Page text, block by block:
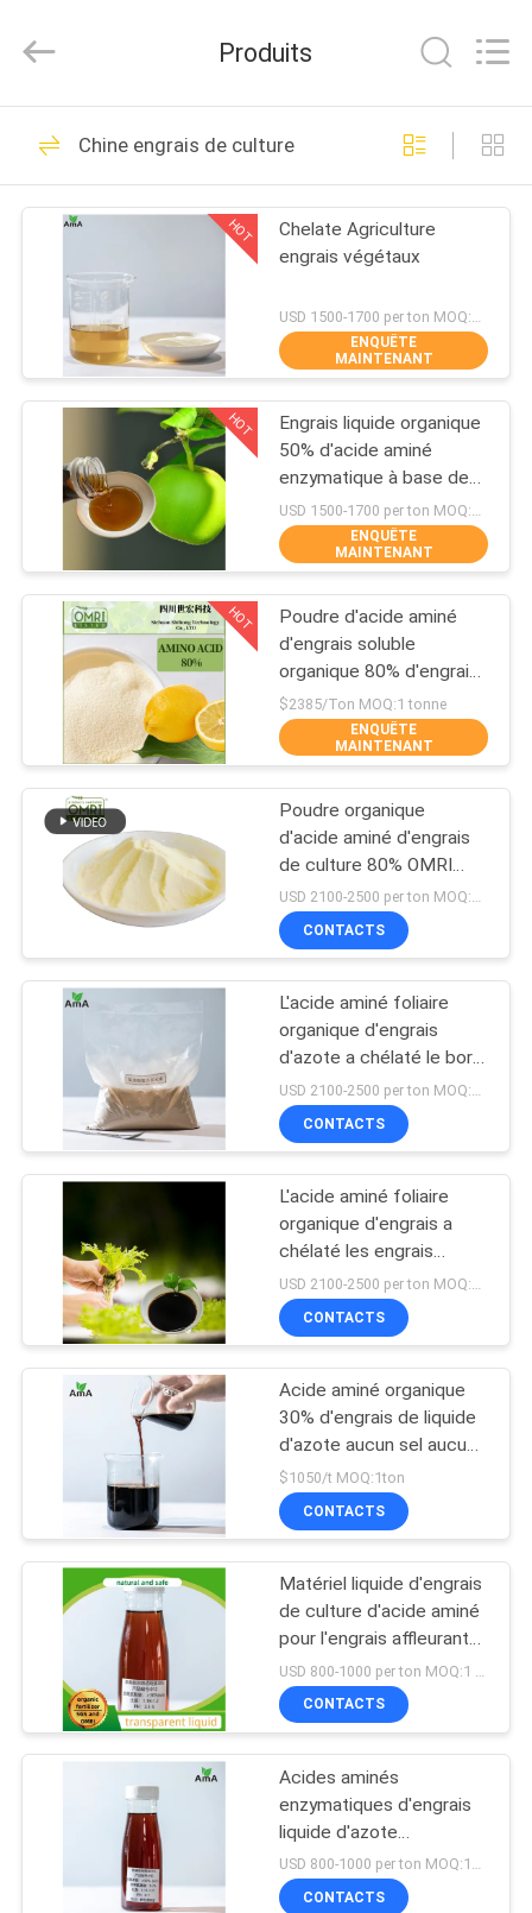
MAISON
PRODUITS
VIDÉOS
SUJET
NOUS
D'USINE
CONTRÔLE
QUALITÉ
CONTACTEZ-
NOUS
DEMANDEZ
UNE
CITATION
PLAN
SITE
POLITIQUE
CONFIDENTIALITÉ
Shihong
Technology
Rights
Engrais de poudre
d'acide aminé
125
Engrais de liquide
d'acide aminé
223
Peptone
Peptide de
collagène
30
Oligo-éléments
chélatés par acide
aminé
89
Acide aminé
d'enzymes
93
Acide aminé 80%
107
Produits
Chine engrais de culture
HOT
Chelate Agriculture
engrais végétaux
USD 1500-1700 per ton MOQ:1 tonne métrique
ENQUÊTE
MAINTENANT
HOT
Engrais liquide organique
50% d'acide aminé
enzymatique à base de
soja
ENQUÊTE
MAINTENANT
HOT
Poudre d'acide aminé
d'engrais soluble
organique 80% d'engrais
bio
$2385/Ton MOQ:1 tonne
ENQUÊTE
MAINTENANT
Poudre organique
d'acide aminé d'engrais
de culture 80% OMRI
énuméré en tant que
biostimulants
d'agriculture
USD 2100-2500 per ton MOQ:1 tonne métrique
CONTACTS
L'acide aminé foliaire
organique d'engrais
d'azote a chélaté le bore
de Ca saupoudrent 100%
hydrosoluble
USD 2100-2500 per ton MOQ:1 tonne
CONTACTS
L'acide aminé foliaire
organique d'engrais a
chélaté les engrais
liquides de culture de
magnésium de Ca
CONTACTS
Acide aminé organique
30% d'engrais de liquide
d'azote aucun sel aucun
chlorure
$1050/t MOQ:1ton
CONTACTS
Matériel liquide d'engrais
de culture d'acide aminé
pour l'engrais affleurant
bas de composé de
chasse
CONTACTS
Acides aminés
enzymatiques d'engrais
liquide d'azote
d'Agricutural 50% (8-0-0)
pH 4-6
USD 800-1000 per ton MOQ:1200KG
CONTACTS